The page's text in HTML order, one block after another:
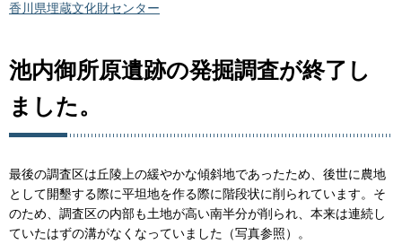
香川県埋蔵文化財センター
池内御所原遺跡の発掘調査が終了し
ました。
最後の調査区は丘陵上の緩やかな傾斜地であったため、後世に農地
として開墾する際に平坦地を作る際に階段状に削られています。そ
のため、調査区の内部も土地が高い南半分が削られ、本来は連続し
ていたはずの溝がなくなっていました（写真参照）。